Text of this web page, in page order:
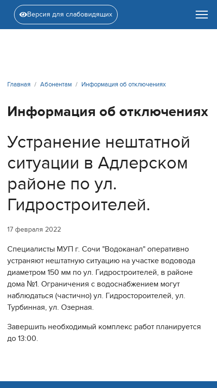
Версия для слабовидящих
Главная Абонентам Информация об отключениях
Информация об отключениях
Устранение нештатной
ситуации в Адлерском
районе по ул.
Гидростроителей.
17 февраля 2022
Специалисты МУП г. Сочи "Водоканал" оперативно
устраняют нештатную ситуацию на участке водовода
диаметром 150 мм по ул. Гидростроителей, в районе
дома №1. Ограничения с водоснабжением могут
наблюдаться (частично) ул. Гидростороителей, ул.
Турбинная, ул. Озерная.
Завершить необходимый комплекс работ планируется
до 13:00.